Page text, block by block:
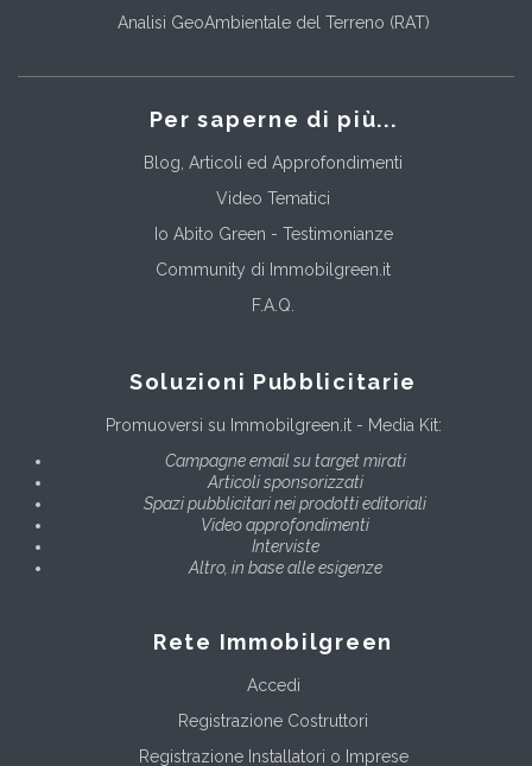
Analisi GeoAmbientale del Terreno (RAT)
Per saperne di più...
Blog, Articoli ed Approfondimenti
Video Tematici
Io Abito Green - Testimonianze
Community di Immobilgreen.it
F.A.Q.
Soluzioni Pubblicitarie
Promuoversi su Immobilgreen.it - Media Kit:
Campagne email su target mirati
Articoli sponsorizzati
Spazi pubblicitari nei prodotti editoriali
Video approfondimenti
Interviste
Altro, in base alle esigenze
Rete Immobilgreen
Accedi
Registrazione Costruttori
Registrazione Installatori o Imprese